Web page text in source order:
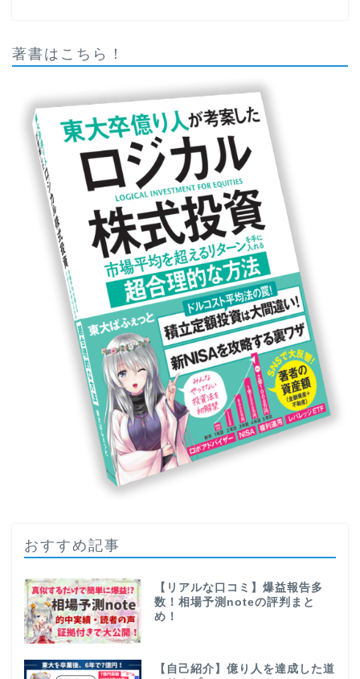
著書はこちら！
おすすめ記事
【リアルな口コミ】爆益報告多
数！相場予測noteの評判まと
め！
【自己紹介】億り人を達成した道